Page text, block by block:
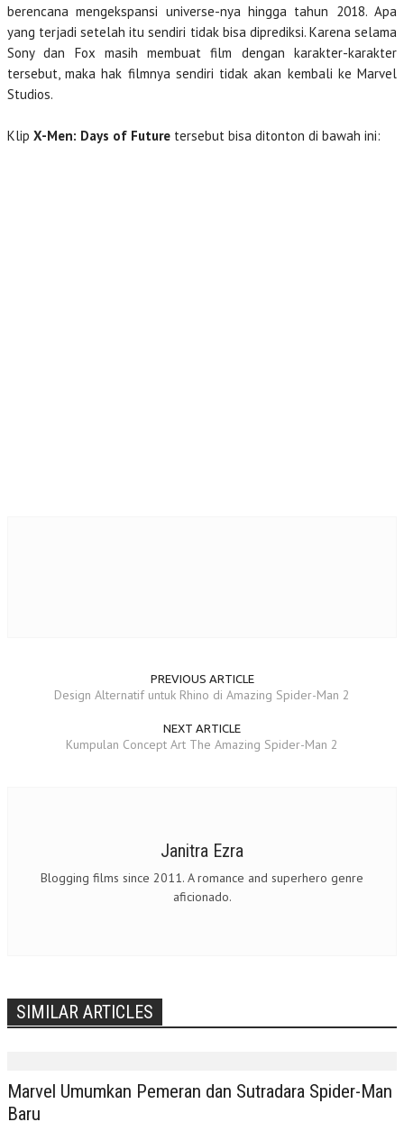
berencana mengekspansi universe-nya hingga tahun 2018. Apa
yang terjadi setelah itu sendiri tidak bisa diprediksi. Karena selama
Sony dan Fox masih membuat film dengan karakter-karakter
tersebut, maka hak filmnya sendiri tidak akan kembali ke Marvel
Studios.
Klip X-Men: Days of Future tersebut bisa ditonton di bawah ini:
PREVIOUS ARTICLE
Design Alternatif untuk Rhino di Amazing Spider-Man 2
NEXT ARTICLE
Kumpulan Concept Art The Amazing Spider-Man 2
Janitra Ezra
Blogging films since 2011. A romance and superhero genre
aficionado.
SIMILAR ARTICLES
Marvel Umumkan Pemeran dan Sutradara Spider-Man
Baru